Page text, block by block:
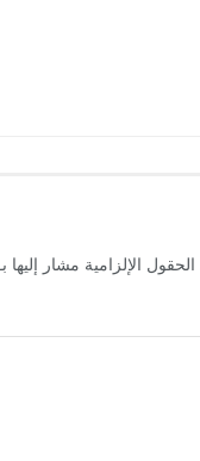
الحقول الإلزامية مشار إليها